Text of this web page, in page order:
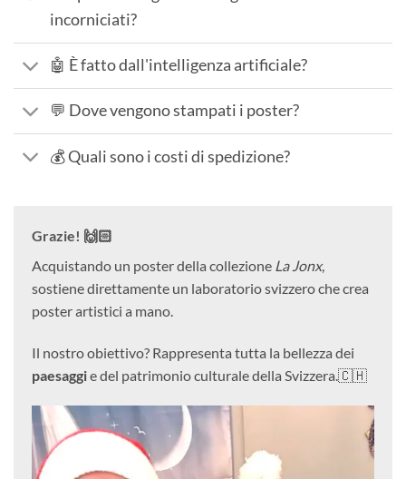
incorniciati?
🤖 È fatto dall'intelligenza artificiale?
💬 Dove vengono stampati i poster?
💰 Quali sono i costi di spedizione?
Grazie! 🙌🏻
Acquistando un poster della collezione La Jonx,
sostiene direttamente un laboratorio svizzero che crea
poster artistici a mano.
Il nostro obiettivo? Rappresenta tutta la bellezza dei
paesaggie del patrimonio culturale della Svizzera.🇨🇭